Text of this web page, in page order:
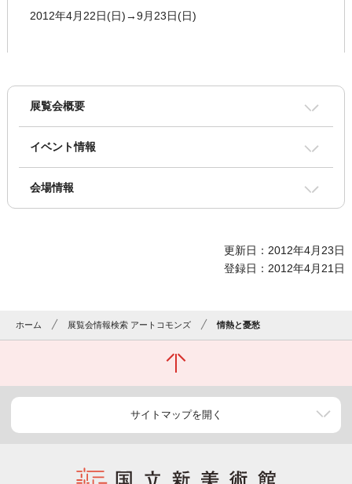
2012年4月22日(日)→9月23日(日)
展覧会概要
イベント情報
会場情報
更新日：2012年4月23日
登録日：2012年4月21日
ホーム 展覧会情報検索 アートコモンズ 情熱と憂愁
サイトマップを開く